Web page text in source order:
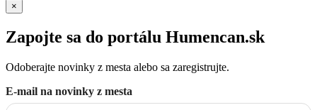
×
Zapojte sa do portálu Humencan.sk
Odoberajte novinky z mesta alebo sa zaregistrujte.
E-mail na novinky z mesta